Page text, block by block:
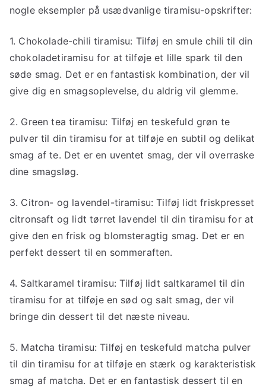
nogle eksempler på usædvanlige tiramisu-opskrifter:
1. Chokolade-chili tiramisu: Tilføj en smule chili til din
chokoladetiramisu for at tilføje et lille spark til den
søde smag. Det er en fantastisk kombination, der vil
give dig en smagsoplevelse, du aldrig vil glemme.
2. Green tea tiramisu: Tilføj en teskefuld grøn te
pulver til din tiramisu for at tilføje en subtil og delikat
smag af te. Det er en uventet smag, der vil overraske
dine smagsløg.
3. Citron- og lavendel-tiramisu: Tilføj lidt friskpresset
citronsaft og lidt tørret lavendel til din tiramisu for at
give den en frisk og blomsteragtig smag. Det er en
perfekt dessert til en sommeraften.
4. Saltkaramel tiramisu: Tilføj lidt saltkaramel til din
tiramisu for at tilføje en sød og salt smag, der vil
bringe din dessert til det næste niveau.
5. Matcha tiramisu: Tilføj en teskefuld matcha pulver
til din tiramisu for at tilføje en stærk og karakteristisk
smag af matcha. Det er en fantastisk dessert til en